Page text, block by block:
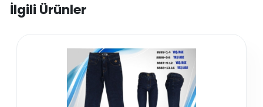
İlgili Ürünler